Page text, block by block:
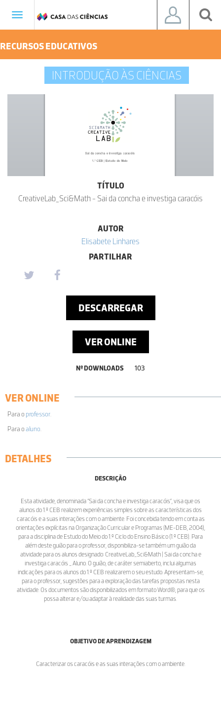
Toggle
RECURSOS EDUCATIVOS
INTRODUÇÃO ÀS CIÊNCIAS
TÍTULO
CreativeLab_Sci&Math - Sai da concha e investiga caracóis
AUTOR
Elisabete Linhares
PARTILHAR
DESCARREGAR
VER ONLINE
Nº DOWNLOADS 103
VER ONLINE
Para o professor.
Para oaluno.
DETALHES
DESCRIÇÃO
Esta atividade, denominada “Sai da concha e investiga caracóis”, visa que os
alunos do 1.º CEB realizem experiências simples sobre as características dos
caracóis e a suas interações com o ambiente. Foi concebida tendo em conta as
orientações explícitas na Organização Curricular e Programas (ME-DEB, 2004),
para a disciplina de Estudo do Meio do 1.º Ciclo do Ensino Básico (1.º CEB). Para
além deste guião para o professor, disponibiliza-se também um guião da
atividade para os alunos designado: CreativeLab_Sci&Math | Sai da concha e
investiga caracóis _ Aluno. O guião, de caráter semiaberto, inclui algumas
indicações para os alunos do 1.º CEB realizarem o seu estudo. Apresentam-se,
para o professor, sugestões para a exploração das tarefas propostas nesta
atividade. Os documentos são disponibilizados em formato Word®, para que os
possa alterar e/ou adaptar à realidade das suas turmas.
OBJETIVO DE APRENDIZAGEM
Caracterizar os caracóis e as suas interações com o ambiente.